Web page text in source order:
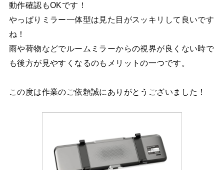
動作確認もOKです！
やっぱりミラー一体型は見た目がスッキリして良いです
ね！
雨や荷物などでルームミラーからの視界が良くない時で
も後方が見やすくなるのもメリットの一つです。
この度は作業のご依頼誠にありがとうございました！